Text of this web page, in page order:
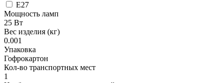
Е27
Мощность ламп
25 Вт
Вес изделия (кг)
0.001
Упаковка
Гофрокартон
Кол-во транспортных мест
1